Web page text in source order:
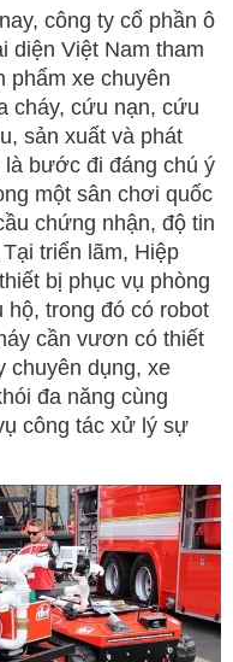
công ty cổ phần ô
diện Việt Nam tham
phẩm xe chuyên
cháy, cứu nạn, cứu
sản xuất và phát
bước đi đáng chú ý
một sân chơi quốc
chứng nhận, độ tin
triển lãm, Hiệp
bị phục vụ phòng
trong đó có robot
cần vươn có thiết
chuyên dụng, xe
đa năng cùng
công tác xử lý sự